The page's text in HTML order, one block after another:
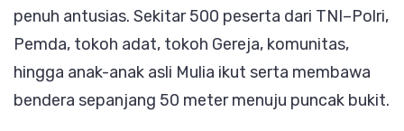
penuh antusias. Sekitar 500 peserta dari TNI–Polri,
Pemda, tokoh adat, tokoh Gereja, komunitas,
hingga anak-anak asli Mulia ikut serta membawa
bendera sepanjang 50 meter menuju puncak bukit.